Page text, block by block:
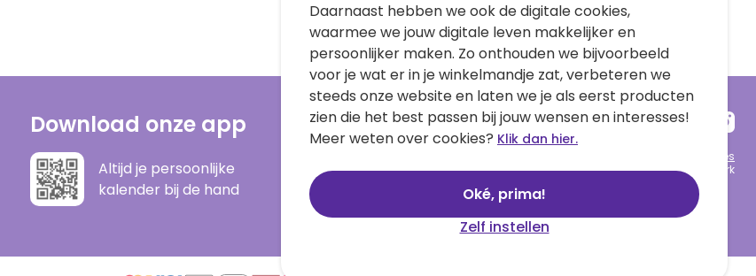
Download onze app
Altijd je persoonlijke
kalender bij de hand
Cookies
© 1999 - 2025 Hallmark
Daarnaast hebben we ook de digitale cookies,
waarmee we jouw digitale leven makkelijker en
persoonlijker maken. Zo onthouden we bijvoorbeeld
voor je wat er in je winkelmandje zat, verbeteren we
steeds onze website en laten we je als eerst producten
zien die het best passen bij jouw wensen en interesses!
Meer weten over cookies? Klik dan hier.
Oké, prima!
Zelf instellen